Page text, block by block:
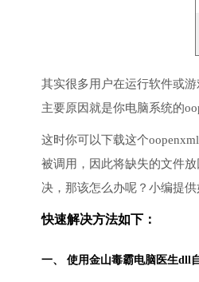
其实很多用户在运行软件或
主要原因就是你电脑系统的
这时你可以下载这个
被调用，因此将缺失的文件
决，那该怎么办呢？小编提
快速解决方法如下：
一、 使用金山毒霸电脑医生dll